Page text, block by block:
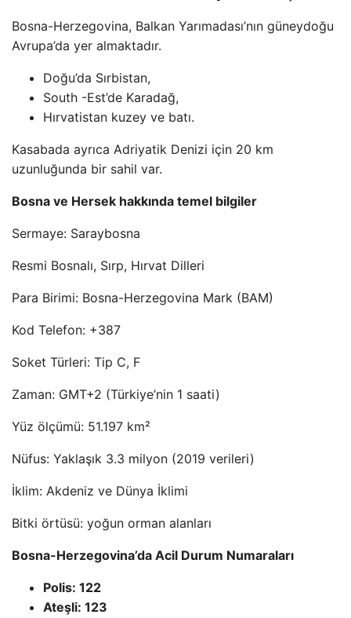
Bosna-Herzegovina, Balkan Yarımadası’nın güneydoğu
Avrupa’da yer almaktadır.
Doğu’da Sırbistan,
South -Est’de Karadağ,
Hırvatistan kuzey ve batı.
Kasabada ayrıca Adriyatik Denizi için 20 km
uzunluğunda bir sahil var.
Bosna ve Hersek hakkında temel bilgiler
Sermaye: Saraybosna
Resmi Bosnalı, Sırp, Hırvat Dilleri
Para Birimi: Bosna-Herzegovina Mark (BAM)
Kod Telefon: +387
Soket Türleri: Tip C, F
Zaman: GMT+2 (Türkiye’nin 1 saati)
Yüz ölçümü: 51.197 km²
Nüfus: Yaklaşık 3.3 milyon (2019 verileri)
İklim: Akdeniz ve Dünya İklimi
Bitki örtüsü: yoğun orman alanları
Bosna-Herzegovina’da Acil Durum Numaraları
Polis: 122
Ateşli: 123